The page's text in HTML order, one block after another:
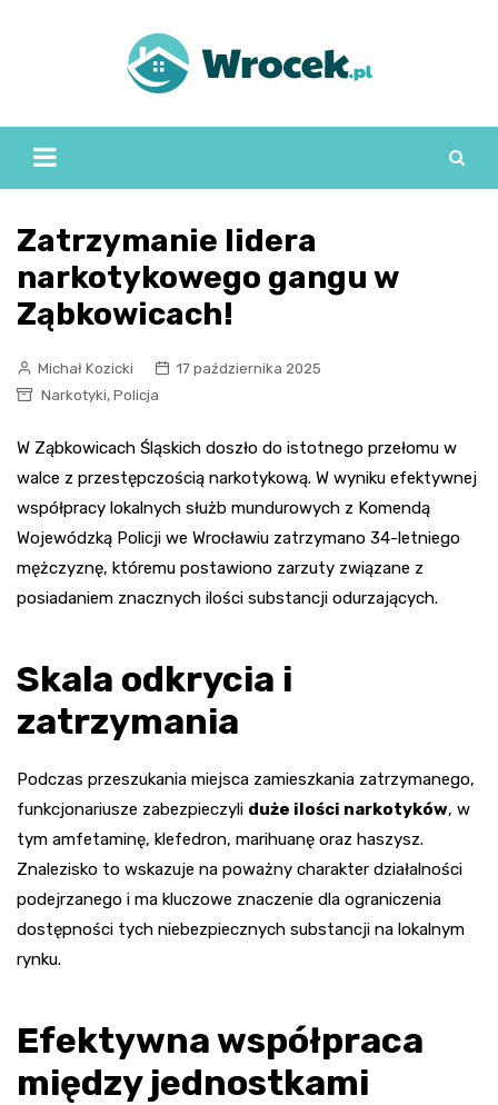
Zatrzymanie lidera
narkotykowego gangu w
Ząbkowicach!
Michał Kozicki
17 października 2025
Narkotyki, Policja
W Ząbkowicach Śląskich doszło do istotnego przełomu w
walce z przestępczością narkotykową. W wyniku efektywnej
współpracy lokalnych służb mundurowych z Komendą
Wojewódzką Policji we Wrocławiu zatrzymano 34-letniego
mężczyznę, któremu postawiono zarzuty związane z
posiadaniem znacznych ilości substancji odurzających.
Skala odkrycia i
zatrzymania
Podczas przeszukania miejsca zamieszkania zatrzymanego,
funkcjonariusze zabezpieczyli duże ilości narkotyków, w
tym amfetaminę, klefedron, marihuanę oraz haszysz.
Znalezisko to wskazuje na poważny charakter działalności
podejrzanego i ma kluczowe znaczenie dla ograniczenia
dostępności tych niebezpiecznych substancji na lokalnym
rynku.
Efektywna współpraca
między jednostkami